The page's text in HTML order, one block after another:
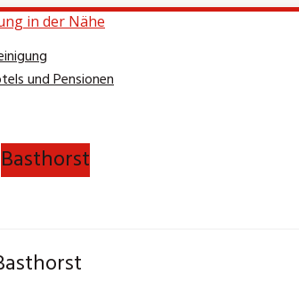
und Pensionen
Basthorst